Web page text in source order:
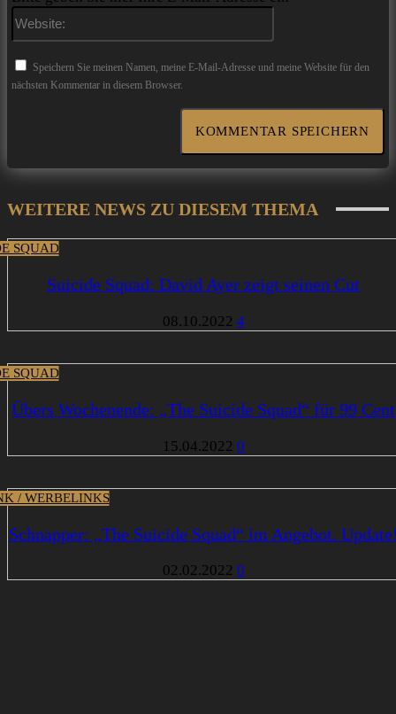
Speichern Sie meinen Namen, meine E-Mail-Adresse und meine Website für den
nächsten Kommentar in diesem Browser.
WEITERE NEWS ZU DIESEM THEMA
SQUAD
Suicide Squad: David Ayer zeigt seinen Cut
08.10.2022 4
SQUAD
Übers Wochenende: „The Suicide Squad“ für 99 Cent
15.04.2022 0
/ WERBELINKS
Schnapper: „The Suicide Squad“ im Angebot.
02.02.2022 0